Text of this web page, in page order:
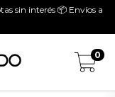
sin interés 📦 Envíos a
0